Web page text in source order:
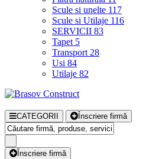
Scule si unelte 117
Scule si Utilaje 116
SERVICII 83
Tapet 5
Transport 28
Usi 84
Utilaje 82
CATEGORII Înscriere firmă
Înscriere firmă